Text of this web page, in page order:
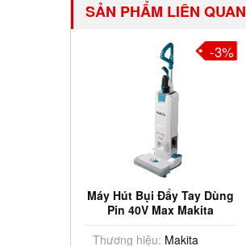
SẢN PHẨM LIÊN QUAN
Máy Hút Bụi Đẩy Tay Dùng
Pin 40V Max Makita
Thương hiệu: Makita
-3%